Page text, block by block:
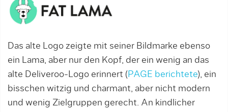
Das alte Logo zeigte mit seiner Bildmarke ebenso
ein Lama, aber nur den Kopf, der ein wenig an das
alte Deliveroo-Logo erinnert ( PAGE berichtete), ein
bisschen witzig und charmant, aber nicht modern
und wenig Zielgruppen gerecht. An kindlicher